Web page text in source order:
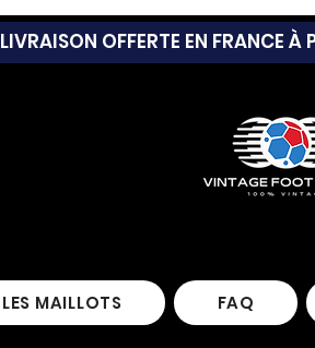
LIVRAISON OFFERTE EN FRANCE
LES MAILLOTS FAQ